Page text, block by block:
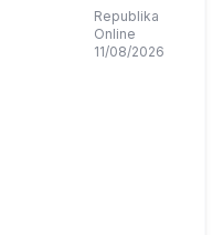
Dampingi
Pokdarwis
Kembangkan
Republika
Online
11/08/2026